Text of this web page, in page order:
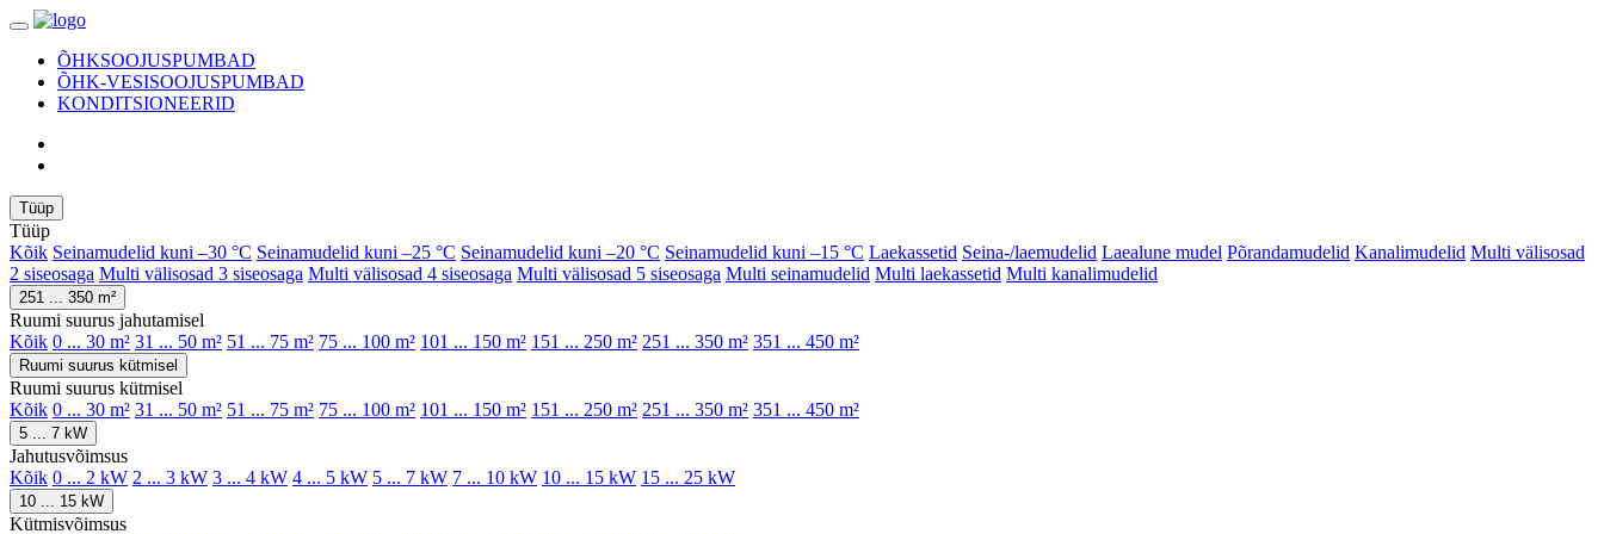
ÕHKSOOJUSPUMBAD
ÕHK-VESISOOJUSPUMBAD
KONDITSIONEERID
Tüüp
Tüüp
Kõik Seinamudelid kuni –30 °C Seinamudelid kuni –25 °C Seinamudelid kuni –20 °C Seinamudelid kuni –15 °C Laekassetid Seina-/laemudelid Laealune mudel Põrandamudelid Kanalimudelid Multi välisosad
2 siseosaga Multi välisosad 3 siseosaga Multi välisosad 4 siseosaga Multi välisosad 5 siseosaga Multi seinamudelid Multi laekassetid Multi kanalimudelid
251 ... 350 m²
Ruumi suurus jahutamisel
Kõik 0 ... 30 m² 31 ... 50 m² 51 ... 75 m² 75 ... 100 m² 101 ... 150 m² 151 ... 250 m² 251 ... 350 m² 351 ... 450 m²
Ruumi suurus kütmisel
Ruumi suurus kütmisel
Kõik 0 ... 30 m² 31 ... 50 m² 51 ... 75 m² 75 ... 100 m² 101 ... 150 m² 151 ... 250 m² 251 ... 350 m² 351 ... 450 m²
5 ... 7 kW
Jahutusvõimsus
Kõik 0 ... 2 kW 2 ... 3 kW 3 ... 4 kW 4 ... 5 kW 5 ... 7 kW 7 ... 10 kW 10 ... 15 kW 15 ... 25 kW
10 ... 15 kW
Kütmisvõimsus